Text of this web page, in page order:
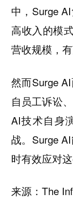
中，Surge
高收入的模
营收规模，
然而Surge
自员工诉讼
AI技术自身
战。Surge
时有效应对
来源：The